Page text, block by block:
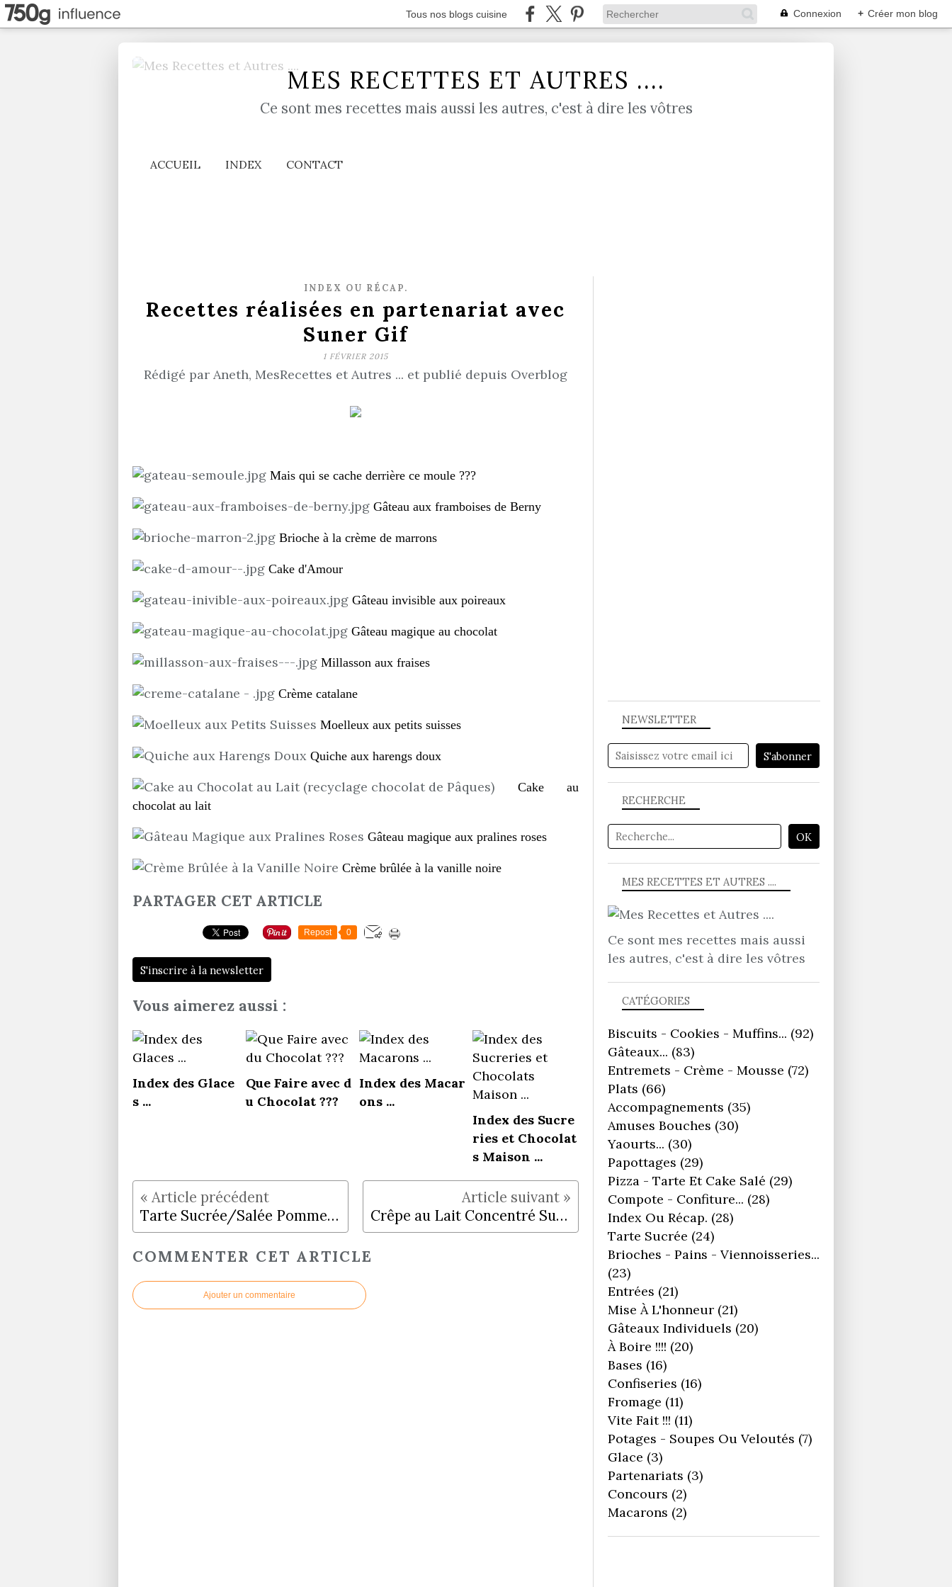
Tous nos blogs cuisine Connexion + Créer mon blog
MES RECETTES ET AUTRES ....
Ce sont mes recettes mais aussi les autres, c'est à dire les vôtres
ACCUEIL INDEX CONTACT
INDEX OU RÉCAP.
Recettes réalisées en partenariat avec
Suner Gif
1 FÉVRIER 2015
Rédigé par Aneth, MesRecettes et Autres ... et publié depuis Overblog
Mais qui se cache derrière ce moule ???
Gâteau aux framboises de Berny
Brioche à la crème de marrons
Cake d'Amour
Gâteau invisible aux poireaux
Gâteau magique au chocolat
Millasson aux fraises
Crème catalane
Moelleux aux petits suisses
Quiche aux harengs doux
Cake au
chocolat au lait
Gâteau magique aux pralines roses
Crème brûlée à la vanille noire
PARTAGER CET ARTICLE
Repost 0
S'inscrire à la newsletter
Vous aimerez aussi :
Index des Glace
s ...
Que Faire avec d
u Chocolat ???
Index des Macar
ons ...
Index des Sucre
ries et Chocolat
s Maison ...
Tarte Sucrée/Salée Pommes, Époisses, Sainte Maure de Touraine Crêpe au Lait Concentré Sucré et Pralines Roses
COMMENTER CET ARTICLE
Ajouter un commentaire
NEWSLETTER
RECHERCHE
MES RECETTES ET AUTRES ....
Ce sont mes recettes mais aussi
les autres, c'est à dire les vôtres
CATÉGORIES
Biscuits - Cookies - Muffins... (92)
Gâteaux... (83)
Entremets - Crème - Mousse (72)
Plats (66)
Accompagnements (35)
Amuses Bouches (30)
Yaourts... (30)
Papottages (29)
Pizza - Tarte Et Cake Salé (29)
Compote - Confiture... (28)
Index Ou Récap. (28)
Tarte Sucrée (24)
Brioches - Pains - Viennoisseries...
(23)
Entrées (21)
Mise À L'honneur (21)
Gâteaux Individuels (20)
À Boire !!!! (20)
Bases (16)
Confiseries (16)
Fromage (11)
Vite Fait !!! (11)
Potages - Soupes Ou Veloutés (7)
Glace (3)
Partenariats (3)
Concours (2)
Macarons (2)